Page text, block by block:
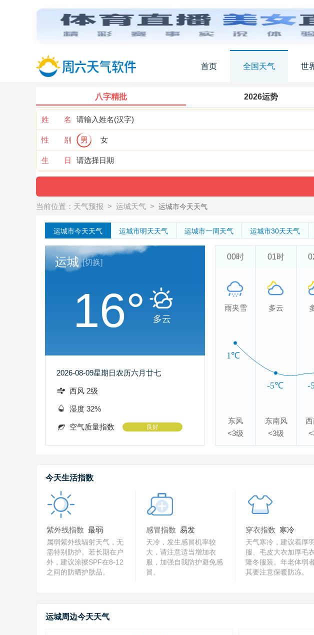
首页 全国天气 世
八字精批 2026运势
姓 名
性 别 男 女
生 日
当前位置： 天气预报 > 运城天气 > 运城市今天天气
运城市今天天气 运城市明天天气 运城市一周天气 运城市30天天气
运城 [切换]
16° 多云
2026-08-09星期日农历六月廿七
西风 2级
湿度 32%
空气质量指数 良好
00时
雨夹雪
东风
<3级
01时
多云
东南风
<3级
1℃
-5℃ -
今天生活指数
紫外线指数 最弱
属弱紫外线辐射天气，无
需特别防护。若长期在户
外，建议涂擦SPF在8-12
之间的防晒护肤品。
感冒指数 易发
天冷，发生感冒机率较
大，请注意适当增加衣
服，加强自我防护避免感
冒。
穿衣指数 寒冷
天气寒冷，建议着厚
服、毛皮大衣加厚毛
隆冬服装。年老体弱
其要注意保暖防冻。
运城周边今天天气